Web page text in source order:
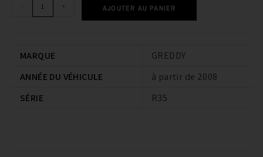
- + AJOUTER AU PANIER
MARQUE
GREDDY
ANNÉE DU VÉHICULE
à partir de 2008
SÉRIE
R35